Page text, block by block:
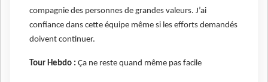
compagnie des personnes de grandes valeurs. J’ai
confiance dans cette équipe même si les efforts demandés
doivent continuer.
Tour Hebdo : Ça ne reste quand même pas facile